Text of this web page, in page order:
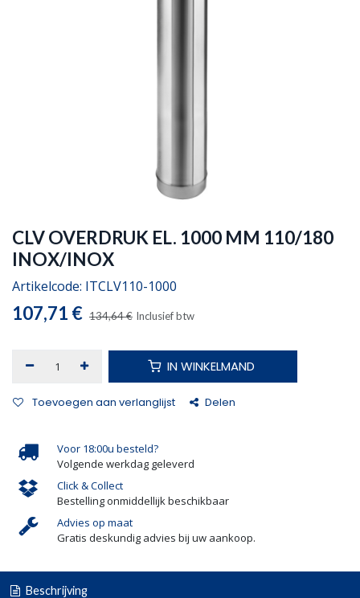
CLV OVERDRUK EL. 1000 MM 110/180
INOX/INOX
Artikelcode: ITCLV110-1000
107,71 € 134,64€ Inclusief btw
IN WINKELMAND
Toevoegen aan verlanglijst Delen
Voor 18:00u besteld?
Volgende werkdag geleverd
Click & Collect
Bestelling onmiddellijk beschikbaar
Advies op maat
Gratis deskundig advies bij uw aankoop.
Beschrijving